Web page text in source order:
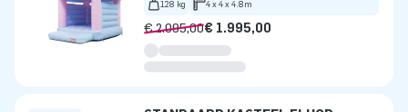
128 kg 4 x 4 x 4.8m
€ 2.095,00€ 1.995,00